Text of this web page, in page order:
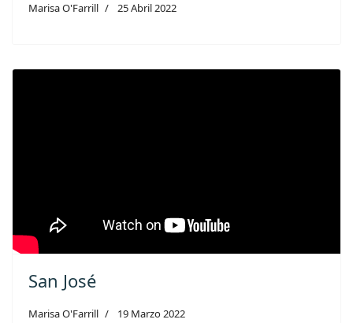
Marisa O'Farrill 25 Abril 2022
San José
Marisa O'Farrill 19 Marzo 2022